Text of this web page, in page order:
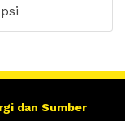
dan Sumber